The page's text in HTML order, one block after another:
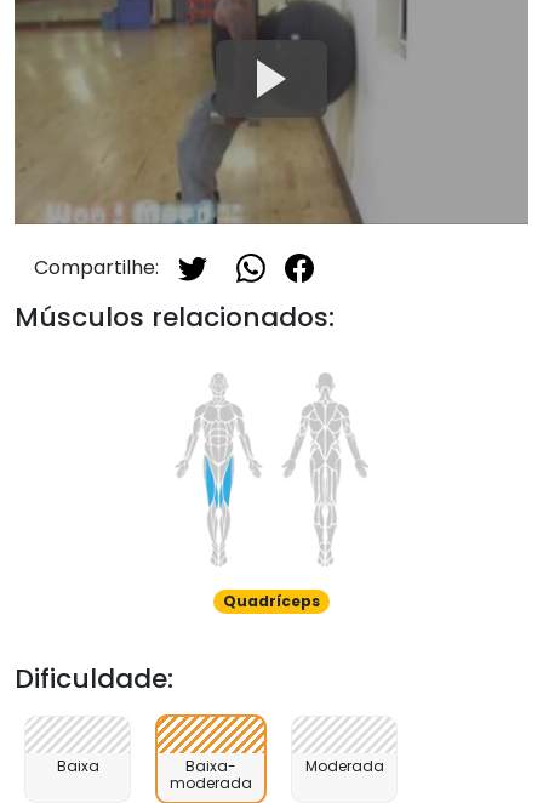
Compartilhe:
Músculos relacionados:
Quadríceps
Dificuldade:
Baixa
Baixa-
moderada
Moderada